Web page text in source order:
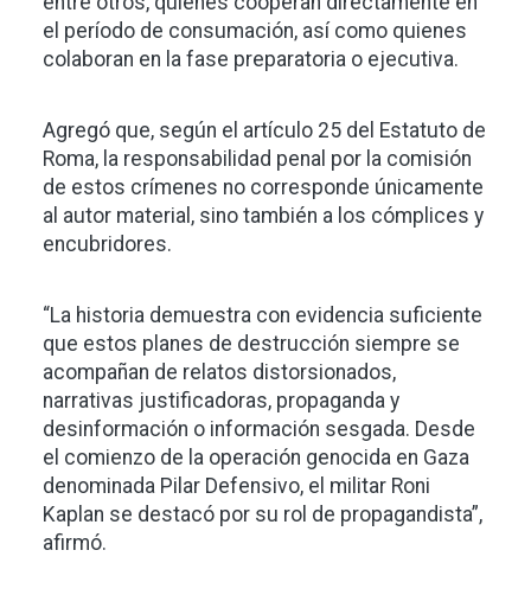
el período de consumación, así como quienes
colaboran en la fase preparatoria o ejecutiva.
Agregó que, según el artículo 25 del Estatuto de
Roma, la responsabilidad penal por la comisión
de estos crímenes no corresponde únicamente
al autor material, sino también a los cómplices y
encubridores.
“La historia demuestra con evidencia suficiente
que estos planes de destrucción siempre se
acompañan de relatos distorsionados,
narrativas justificadoras, propaganda y
desinformación o información sesgada. Desde
el comienzo de la operación genocida en Gaza
denominada Pilar Defensivo, el militar Roni
Kaplan se destacó por su rol de propagandista”,
afirmó.